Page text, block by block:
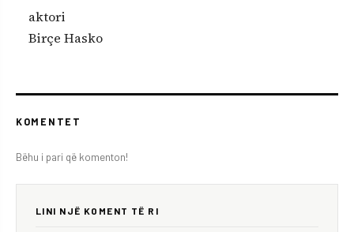
aktori
Birçe Hasko
KOMENTET
Bëhu i pari që komenton!
LINI NJË KOMENT TË RI